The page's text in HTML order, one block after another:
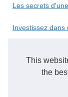
This
the
Les secrets
Investissez dans
ChatGPT